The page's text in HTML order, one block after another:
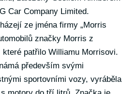
Car Company Limited.
ze jména firmy „Morris
značky Morris z
které patřilo Williamu Morrisovi.
především svými
sportovními vozy, vyráběla